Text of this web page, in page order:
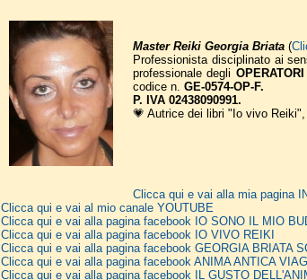
Master Reiki Georgia Briata (
Professionista disciplinato ai
professionale degli
codice n. GE-0574-OP-F.
P. IVA 02438090991.
💗 Autrice dei libri "Io vivo
Clicca qui e vai alla mia pagina
Clicca qui e vai al mio canale YOUTUBE
Clicca qui e vai alla pagina facebook IO SONO IL MIO
Clicca qui e vai alla pagina facebook IO VIVO REIKI
Clicca qui e vai alla pagina facebook GEORGIA BRIATA
Clicca qui e vai alla pagina facebook ANIMA ANTICA
Clicca qui e vai alla pagina facebook IL GUSTO